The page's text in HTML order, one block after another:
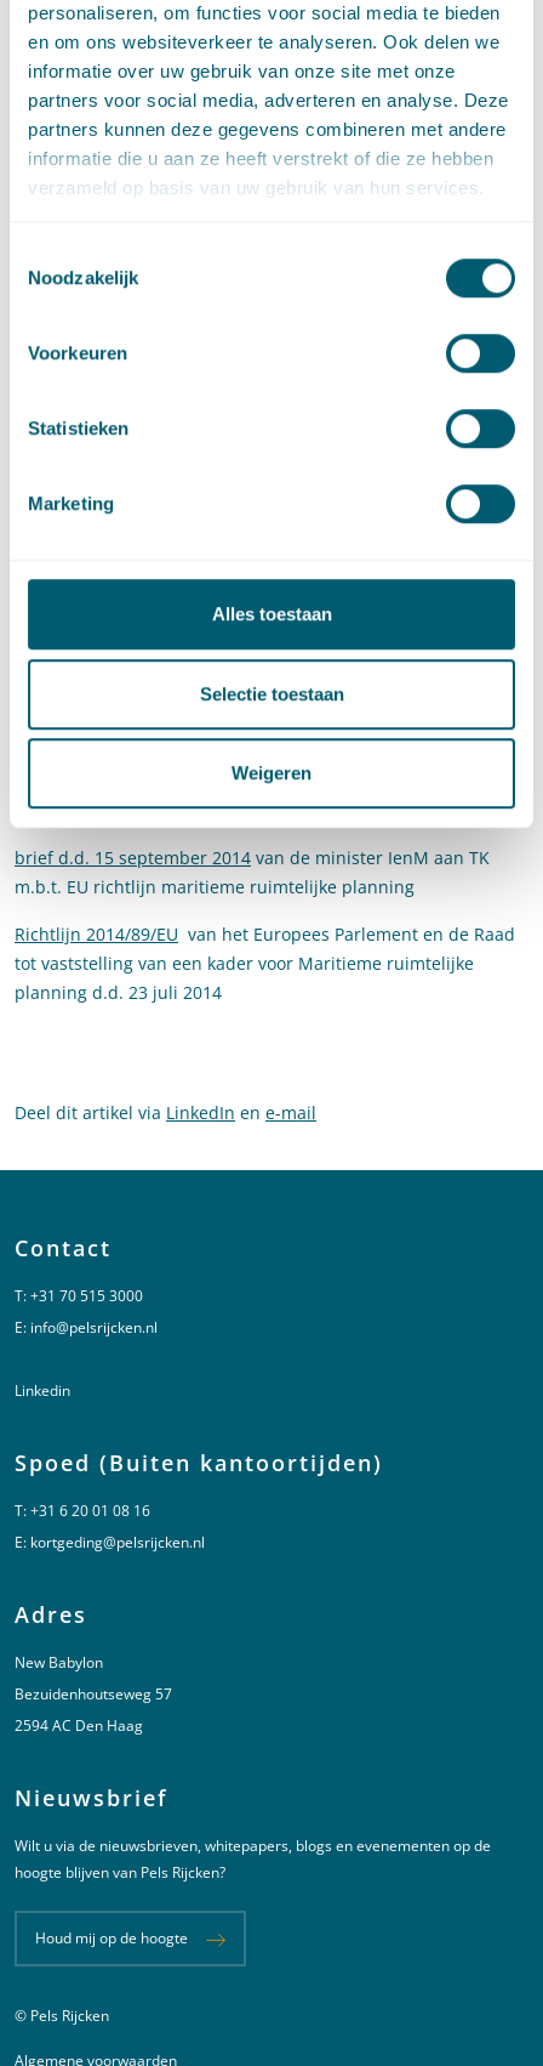
personaliseren, om functies voor social media te bieden
en om ons websiteverkeer te analyseren. Ook delen we
informatie over uw gebruik van onze site met onze
partners voor social media, adverteren en analyse. Deze
partners kunnen deze gegevens combineren met andere
informatie die u aan ze heeft verstrekt of die ze hebben
verzameld op basis van uw gebruik van hun services.
Noodzakelijk
Voorkeuren
Statistieken
Marketing
Alles toestaan
Selectie toestaan
Weigeren
Implementatie van de Richtlijn
in nationale regelgeving
De Richtlijn dient twee jaar na inwerkingtreding te zijn
geïmplementeerd in nationale regelgeving. De Nederlandse
Staat moet uiterlijk per 31 maart 2021 een maritieme
sturen.
implementatie van de Richtlijn in nationale regelgeving. De
Richtlijn zal worden geïmplementeerd in de regelgeving op
grond van de Waterwet. Het maritieme ruimtelijk plan wordt
onderdeel van het Nationaal Waterplan en de Beleidsnota
In het Nationaal Waterplan 2009–2015, in de Beleidsnota
wordt verdere uitwerking gegeven aan de vereisten die volgen
uit de Richtlijn.
De Richtlijn zal tevens betrokken worden bij de
totstandkoming van de nieuwe Omgevingswet, die onder
andere de Wet ruimtelijke ordening op termijn zal vervangen.
Bronnen:
brief d.d. 15 september 2014 van de minister IenM aan TK
m.b.t. EU richtlijn maritieme ruimtelijke planning
Richtlijn 2014/89/EU van het Europees Parlement en de Raad
tot vaststelling van een kader voor Maritieme ruimtelijke
planning d.d. 23 juli 2014
Deel dit artikel via LinkedIn en e-mail
Contact
T:+31 70 515 3000
E: info@pelsrijcken.nl
Linkedin
Spoed (Buiten kantoortijden)
T:+31 6 20 01 08 16
E: kortgeding@pelsrijcken.nl
Adres
New Babylon
Bezuidenhoutseweg 57
2594 AC Den Haag
Nieuwsbrief
Wilt u via de nieuwsbrieven, whitepapers, blogs en evenementen op de
hoogte blijven van Pels Rijcken?
Houd mij op de hoogte
Juridische informatie
© Pels Rijcken
Algemene voorwaarden